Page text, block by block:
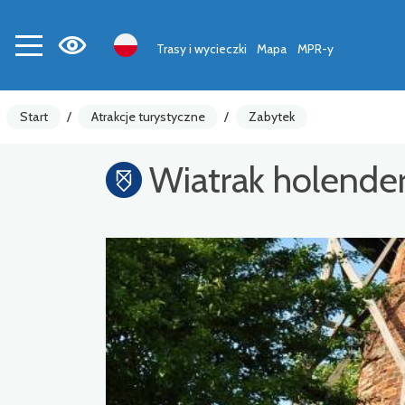
Trasy i wycieczki Mapa MPR-y
Start / Atrakcje turystyczne / Zabytek
Wiatrak